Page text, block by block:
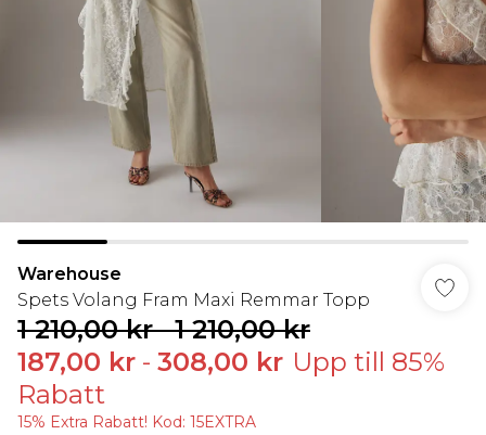
Warehouse
Spets Volang Fram Maxi Remmar Topp
1 210,00 kr-1 210,00 kr
187,00 kr - 308,00 kr Upp till 85%
Rabatt
15% Extra Rabatt! Kod: 15EXTRA